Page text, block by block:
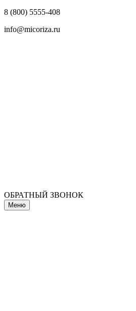
8 (800) 5555-408
info@micoriza.ru
ОБРАТНЫЙ ЗВОНОК
Меню